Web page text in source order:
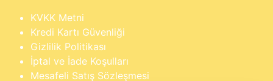
KVKK Metni
Kredi Kartı Güvenliği
Gizlilik Politikası
İptal ve İade Koşulları
Mesafeli Satış Sözleşmesi